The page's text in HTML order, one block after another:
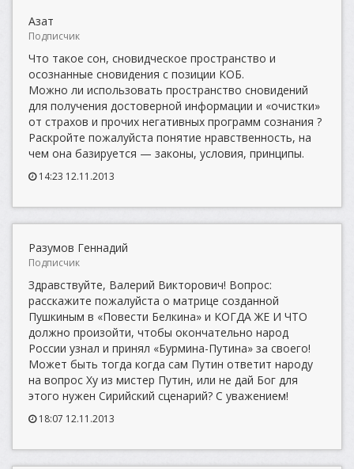
Азат
Подписчик
Что такое сон, сновидческое пространство и
осознанные сновидения с позиции КОБ.
Можно ли использовать пространство сновидений
для получения достоверной информации и «очистки»
от страхов и прочих негативных программ сознания ?
Раскройте пожалуйста понятие нравственность, на
чем она базируется — законы, условия, принципы.
14:23 12.11.2013
Разумов Геннадий
Подписчик
Здравствуйте, Валерий Викторович! Вопрос:
расскажите пожалуйста о матрице созданной
Пушкиным в «Повести Белкина» и КОГДА ЖЕ И ЧТО
должно произойти, чтобы окончательно народ
России узнал и принял «Бурмина-Путина» за своего!
Может быть тогда когда сам Путин ответит народу
на вопрос Ху из мистер Путин, или не дай Бог для
этого нужен Сирийский сценарий? С уважением!
18:07 12.11.2013